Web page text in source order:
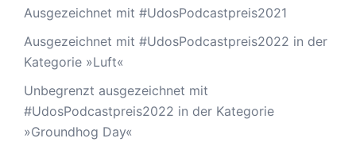
Ausgezeichnet mit #UdosPodcastpreis2021
Ausgezeichnet mit #UdosPodcastpreis2022 in der
Kategorie »Luft«
Unbegrenzt ausgezeichnet mit
#UdosPodcastpreis2022 in der Kategorie
»Groundhog Day«